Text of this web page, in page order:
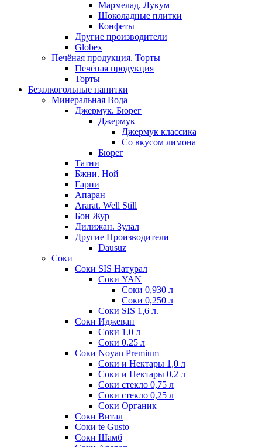
Мармелад. Лукум
Шоколадные плитки
Конфеты
Другие производители
Globex
Печёная продукция. Торты
Печёная продукция
Торты
Безалкогольные напитки
Минеральная Вода
Джермук. Бюрег
Джермук
Джермук классика
Со вкусом лимона
Бюрег
Татни
Бжни. Ной
Гарни
Апаран
Ararat. Well Still
Бон Жур
Дилижан. Зулал
Другие Производители
Dausuz
Соки
Соки SIS Натурал
Соки YAN
Соки 0,930 л
Соки 0,250 л
Соки SIS 1,6 л.
Соки Иджеван
Соки 1.0 л
Соки 0.25 л
Соки Noyan Premium
Соки и Нектары 1,0 л
Соки и Нектары 0,2 л
Соки стекло 0,75 л
Соки стекло 0,25 л
Соки Органик
Соки Витал
Соки te Gusto
Соки Шамб